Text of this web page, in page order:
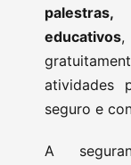
educativos,
atividades
seguro e
A